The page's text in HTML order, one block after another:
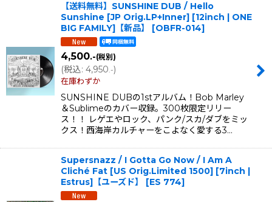
【送料無料】SUNSHINE DUB / Hello
Sunshine [JP Orig.LP+Inner] [12inch | ONE
BIG FAMILY]【新品】
[OBFR-014]
4,500.-(税別)
(税込: 4,950 .-)
在庫わずか
SUNSHINE DUBの1stアルバム！Bob Marley
＆Sublimeのカバー収録。300枚限定リリー
ス！！ レゲエやロック、パンク/スカ/ダブをミッ
クス！西海岸カルチャーをこよなく愛する3…
Supersnazz / I Gotta Go Now / I Am A
Cliché Fat [US Orig.Limited 1500] [7inch |
Estrus]【ユーズド】
[ES 774]